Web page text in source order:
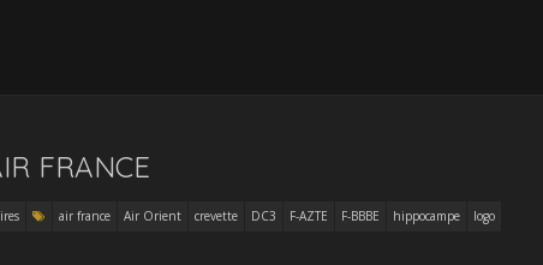
FRANCE
air france Air Orient crevette DC3 F-AZTE F-BBBE hippocampe
logo